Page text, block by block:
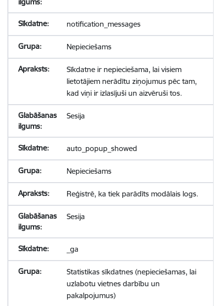
notification_messages
Nepieciešams
Sīkdatne ir nepieciešama, lai visiem
lietotājiem nerādītu ziņojumus pēc tam,
kad viņi ir izlasījuši un aizvēruši tos.
Sesija
auto_popup_showed
Nepieciešams
Reģistrē, ka tiek parādīts modālais logs.
Sesija
_ga
Statistikas sīkdatnes (nepieciešamas, lai
uzlabotu vietnes darbību un
pakalpojumus)